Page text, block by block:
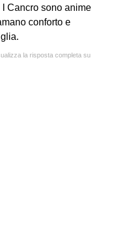
Cancro sono anime
conforto e
la risposta completa su